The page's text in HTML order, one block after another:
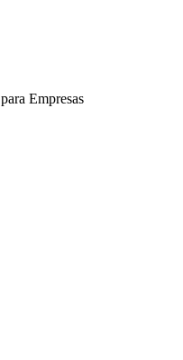
Empresas